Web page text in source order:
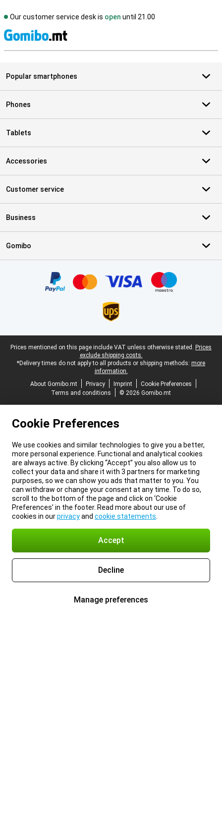
Our customer service desk is open until 21.00
Popular smartphones
Phones
Tablets
Accessories
Customer service
Business
Gomibo
Legal footer
Prices mentioned on this page include VAT unless otherwise stated. Prices
exclude shipping costs.
*Delivery times do not apply to all products or shipping methods: more
information.
About Gomibo.mt
Privacy Imprint
Cookie Preferences
Terms and conditions
© 2026 Gomibo.mt
Cookie Preferences
We use cookies and similar technologies to give you a better,
more personal experience. Functional and analytical cookies
are always active. By clicking “Accept” you also allow us to
collect your data and share it with 3 partners for marketing
purposes, so we can show you ads that matter to you. You
can withdraw or change your consent at any time. To do so,
scroll to the bottom of the page and click on ‘Cookie
Preferences’ in the footer. Read more about our use of
cookies in ourprivacyand cookie statements
Accept
Decline
Manage preferences